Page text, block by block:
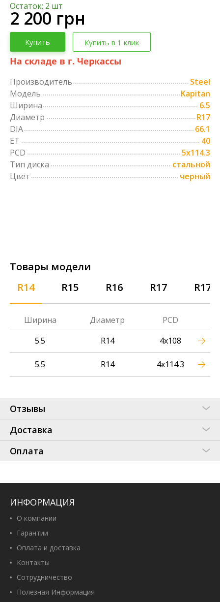
Остаток: 2 шт
2 200 грн
Купить Купить в 1 клик
На складе в г. Черкассы
Производитель
Steel
Модель
Kapitan
Ширина
6.5
Диаметр
R17
DIA
66.1
ET
40
PCD
5x114.3
Тип диска
стальной
Цвет
черный
Товары модели
R14
R15 R16 R17 R17.5
Ширина Диаметр
PCD
5.5
R14 4x108
5.5 R14 4x114.3
Отзывы
Доставка
Оплата
ИНФОРМАЦИЯ
О компании
Гарантии
Оплата и доставка
Контакты
Сотрудничество
Полезная Информация